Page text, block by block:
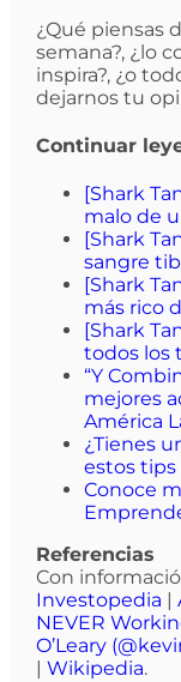
¿Qué piensas
semana?, ¿lo
inspira?, ¿o
dejarnos tu
Continuar
[Shark
malo de
[Shark
sangre
[Shark
más rico
[Shark
todos los
“Y
mejores
América
¿Tienes
estos tips
Conoce
Referencias
Con
Investopedia
NEVER
O’Leary
Wikipedia.